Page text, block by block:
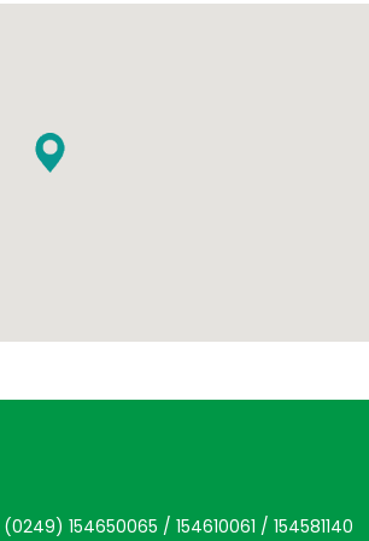
(0249) 154650065 / 154610061 / 154581140